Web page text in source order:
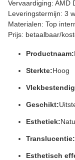
Vervaardiging: AMD
Leveringstermijn: 3
Materialen: Top
Prijs: betaalbaar/
Productnaam:
Sterkte:Hoog
Geschikt:
Esthetiek:
Translucentie:
Esthetisch